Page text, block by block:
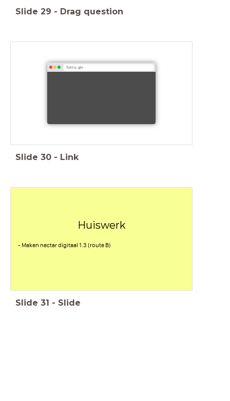
Slide 29 - Drag question
forms.gle
Slide 30 - Link
Huiswerk
- Maken nectar digitaal 1.3 (route B)
Slide 31 - Slide